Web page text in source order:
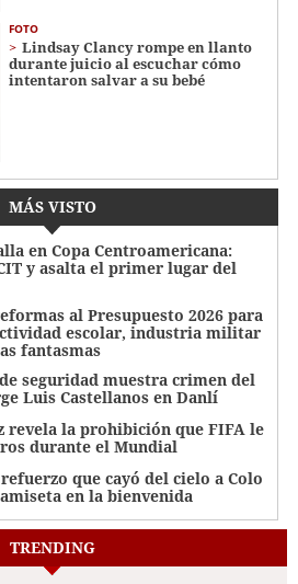
FOTO
Lindsay Clancy rompe en llanto
durante juicio al escuchar cómo
intentaron salvar a su bebé
MÁS VISTO
en Copa Centroamericana:
y asalta el primer lugar del
al Presupuesto 2026 para
escolar, industria militar
fantasmas
seguridad muestra crimen del
Luis Castellanos en Danlí
revela la prohibición que FIFA le
durante el Mundial
refuerzo que cayó del cielo a Colo
en la bienvenida
TRENDING